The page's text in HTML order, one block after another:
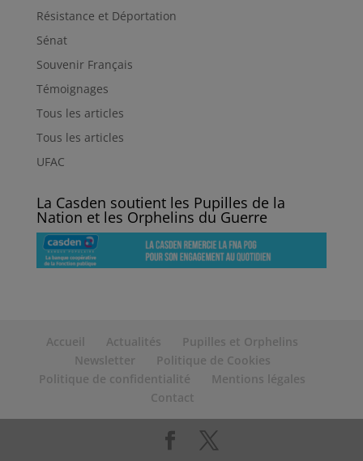
Résistance et Déportation
Sénat
Souvenir Français
Témoignages
Tous les articles
Tous les articles
UFAC
La Casden soutient les Pupilles de la
Nation et les Orphelins du Guerre
Accueil Actualités
Pupilles et Orphelins
Newsletter
Politique de Cookies
Politique de confidentialité
Mentions légales
Contact